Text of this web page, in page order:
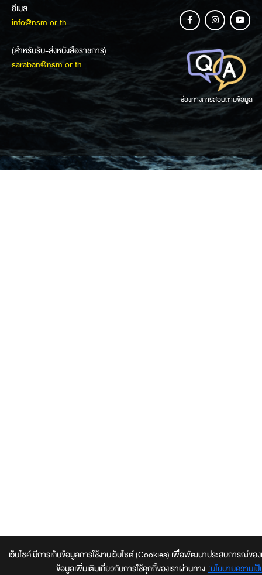
อีเมล
info@nsm.or.th
(สำหรับรับ-ส่งหนังสือราชการ)
saraban@nsm.or.th
ช่องทางการสอบถามข้อมูล
เว็บไซค์ มีการเก็บข้อมูลการใช้งานเว็บไซต์ (Cookies) เพื่อพัฒนาประสบการณ์ข
ข้อมูลเพิ่มเติมเกี่ยวกับการใช้คุกกี้ของเราผ่านทาง ‘นโยบายความเ